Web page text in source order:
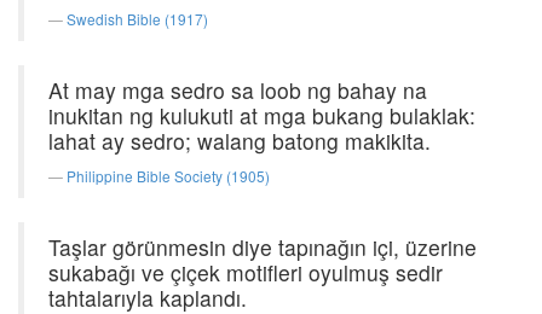
Swedish Bible (1917)
At may mga sedro sa loob ng bahay na
inukitan ng kulukuti at mga bukang bulaklak:
lahat ay sedro; walang batong makikita.
Philippine Bible Society (1905)
Taşlar görünmesin diye tapınağın içi, üzerine
sukabağı ve çiçek motifleri oyulmuş sedir
tahtalarıyla kaplandı.